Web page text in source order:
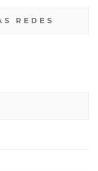
REDES